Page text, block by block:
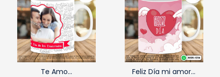
Te Amo... Feliz Día mi amor...